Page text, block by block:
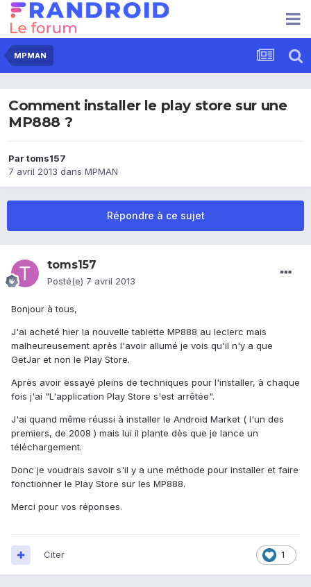
MPMAN
Comment installer le play store sur une
MP888 ?
Partoms157
7 avril 2013 dans MPMAN
Répondre à ce sujet
toms157
Posté(e) 7 avril 2013
Bonjour à tous,
J'ai acheté hier la nouvelle tablette MP888 au leclerc mais
malheureusement après l'avoir allumé je vois qu'il n'y a que
GetJar et non le Play Store.
Après avoir essayé pleins de techniques pour l'installer, à chaque
fois j'ai "L'application Play Store s'est arrêtée".
J'ai quand même réussi à installer le Android Market ( l'un des
premiers, de 2008 ) mais lui il plante dès que je lance un
téléchargement.
Donc je voudrais savoir s'il y a une méthode pour installer et faire
fonctionner le Play Store sur les MP888.
Merci pour vos réponses.
1
Citer